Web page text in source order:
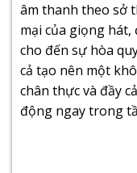
âm thanh theo sở
mại của giọng hát,
cho đến sự hòa
cả tạo nên một
chân thực và đầy
động ngay trong